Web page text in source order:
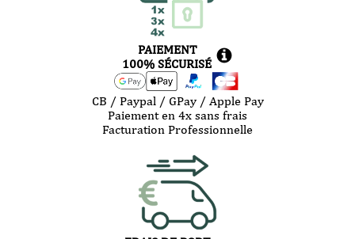
PAIEMENT
100% SÉCURISÉ
CB / Paypal / GPay / Apple Pay
Paiement en 4x sans frais
Facturation Professionnelle